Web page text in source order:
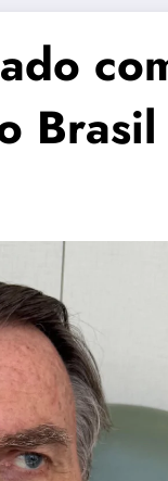
Brasil